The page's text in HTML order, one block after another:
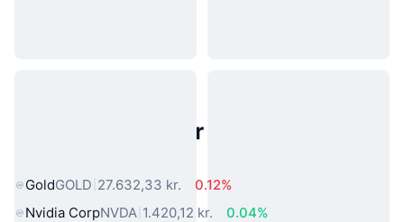
Populære aktiver fra den virkelige
GoldGOLD 27.632,33 kr.
0.12%
Nvidia CorpNVDA 1.420,12 kr.
0.04%